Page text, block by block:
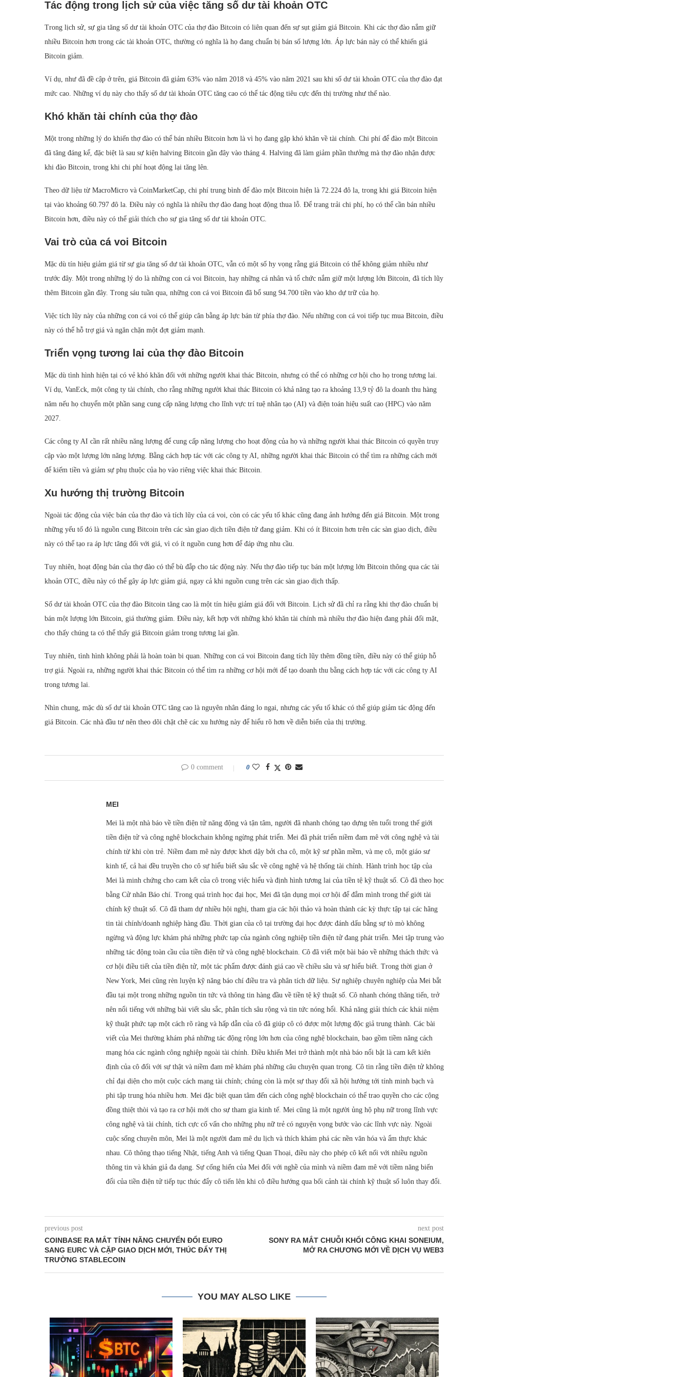
Tác động trong lịch sử của việc tăng số dư tài khoản OTC
Trong lịch sử, sự gia tăng số dư tài khoản OTC của thợ đào Bitcoin có liên quan đến sự sụt giảm giá Bitcoin. Khi các thợ đào nắm giữ
nhiều Bitcoin hơn trong các tài khoản OTC, thường có nghĩa là họ đang chuẩn bị bán số lượng lớn. Áp lực bán này có thể khiến giá
Bitcoin giảm.
Ví dụ, như đã đề cập ở trên, giá Bitcoin đã giảm 63% vào năm 2018 và 45% vào năm 2021 sau khi số dư tài khoản OTC của thợ đào đạt
mức cao. Những ví dụ này cho thấy số dư tài khoản OTC tăng cao có thể tác động tiêu cực đến thị trường như thế nào.
Khó khăn tài chính của thợ đào
Một trong những lý do khiến thợ đào có thể bán nhiều Bitcoin hơn là vì họ đang gặp khó khăn về tài chính. Chi phí để đào một Bitcoin
đã tăng đáng kể, đặc biệt là sau sự kiện halving Bitcoin gần đây vào tháng 4. Halving đã làm giảm phần thưởng mà thợ đào nhận được
khi đào Bitcoin, trong khi chi phí hoạt động lại tăng lên.
Theo dữ liệu từ MacroMicro và CoinMarketCap, chi phí trung bình để đào một Bitcoin hiện là 72.224 đô la, trong khi giá Bitcoin hiện
tại vào khoảng 60.797 đô la. Điều này có nghĩa là nhiều thợ đào đang hoạt động thua lỗ. Để trang trải chi phí, họ có thể cần bán nhiều
Bitcoin hơn, điều này có thể giải thích cho sự gia tăng số dư tài khoản OTC.
Vai trò của cá voi Bitcoin
Mặc dù tín hiệu giảm giá từ sự gia tăng số dư tài khoản OTC, vẫn có một số hy vọng rằng giá Bitcoin có thể không giảm nhiều như
trước đây. Một trong những lý do là những con cá voi Bitcoin, hay những cá nhân và tổ chức nắm giữ một lượng lớn Bitcoin, đã tích lũy
thêm Bitcoin gần đây. Trong sáu tuần qua, những con cá voi Bitcoin đã bổ sung 94.700 tiền vào kho dự trữ của họ.
Việc tích lũy này của những con cá voi có thể giúp cân bằng áp lực bán từ phía thợ đào. Nếu những con cá voi tiếp tục mua Bitcoin, điều
này có thể hỗ trợ giá và ngăn chặn một đợt giảm mạnh.
Triển vọng tương lai của thợ đào Bitcoin
Mặc dù tình hình hiện tại có vẻ khó khăn đối với những người khai thác Bitcoin, nhưng có thể có những cơ hội cho họ trong tương lai.
Ví dụ, VanEck, một công ty tài chính, cho rằng những người khai thác Bitcoin có khả năng tạo ra khoảng 13,9 tỷ đô la doanh thu hàng
năm nếu họ chuyển một phần sang cung cấp năng lượng cho lĩnh vực trí tuệ nhân tạo (AI) và điện toán hiệu suất cao (HPC) vào năm
2027.
Các công ty AI cần rất nhiều năng lượng để cung cấp năng lượng cho hoạt động của họ và những người khai thác Bitcoin có quyền truy
cập vào một lượng lớn năng lượng. Bằng cách hợp tác với các công ty AI, những người khai thác Bitcoin có thể tìm ra những cách mới
để kiếm tiền và giảm sự phụ thuộc của họ vào riêng việc khai thác Bitcoin.
Xu hướng thị trường Bitcoin
Ngoài tác động của việc bán của thợ đào và tích lũy của cá voi, còn có các yếu tố khác cũng đang ảnh hưởng đến giá Bitcoin. Một trong
những yếu tố đó là nguồn cung Bitcoin trên các sàn giao dịch tiền điện tử đang giảm. Khi có ít Bitcoin hơn trên các sàn giao dịch, điều
này có thể tạo ra áp lực tăng đối với giá, vì có ít nguồn cung hơn để đáp ứng nhu cầu.
Tuy nhiên, hoạt động bán của thợ đào có thể bù đắp cho tác động này. Nếu thợ đào tiếp tục bán một lượng lớn Bitcoin thông qua các tài
khoản OTC, điều này có thể gây áp lực giảm giá, ngay cả khi nguồn cung trên các sàn giao dịch thấp.
Số dư tài khoản OTC của thợ đào Bitcoin tăng cao là một tín hiệu giảm giá đối với Bitcoin. Lịch sử đã chỉ ra rằng khi thợ đào chuẩn bị
bán một lượng lớn Bitcoin, giá thường giảm. Điều này, kết hợp với những khó khăn tài chính mà nhiều thợ đào hiện đang phải đối mặt,
cho thấy chúng ta có thể thấy giá Bitcoin giảm trong tương lai gần.
Tuy nhiên, tình hình không phải là hoàn toàn bi quan. Những con cá voi Bitcoin đang tích lũy thêm đồng tiền, điều này có thể giúp hỗ
trợ giá. Ngoài ra, những người khai thác Bitcoin có thể tìm ra những cơ hội mới để tạo doanh thu bằng cách hợp tác với các công ty AI
trong tương lai.
Nhìn chung, mặc dù số dư tài khoản OTC tăng cao là nguyên nhân đáng lo ngại, nhưng các yếu tố khác có thể giúp giảm tác động đến
giá Bitcoin. Các nhà đầu tư nên theo dõi chặt chẽ các xu hướng này để hiểu rõ hơn về diễn biến của thị trường.
0 comment 0
MEI
Mei là một nhà báo về tiền điện tử năng động và tận tâm, người đã nhanh chóng tạo dựng tên tuổi trong thế giới
tiền điện tử và công nghệ blockchain không ngừng phát triển. Mei đã phát triển niềm đam mê với công nghệ và tài
chính từ khi còn trẻ. Niềm đam mê này được khơi dậy bởi cha cô, một kỹ sư phần mềm, và mẹ cô, một giáo sư
kinh tế, cả hai đều truyền cho cô sự hiểu biết sâu sắc về công nghệ và hệ thống tài chính. Hành trình học tập của
Mei là minh chứng cho cam kết của cô trong việc hiểu và định hình tương lai của tiền tệ kỹ thuật số. Cô đã theo học
bằng Cử nhân Báo chí. Trong quá trình học đại học, Mei đã tận dụng mọi cơ hội để đắm mình trong thế giới tài
chính kỹ thuật số. Cô đã tham dự nhiều hội nghị, tham gia các hội thảo và hoàn thành các kỳ thực tập tại các hãng
tin tài chính/doanh nghiệp hàng đầu. Thời gian của cô tại trường đại học được đánh dấu bằng sự tò mò không
ngừng và động lực khám phá những phức tạp của ngành công nghiệp tiền điện tử đang phát triển. Mei tập trung vào
những tác động toàn cầu của tiền điện tử và công nghệ blockchain. Cô đã viết một bài báo về những thách thức và
cơ hội điều tiết của tiền điện tử, một tác phẩm được đánh giá cao về chiều sâu và sự hiểu biết. Trong thời gian ở
New York, Mei cũng rèn luyện kỹ năng báo chí điều tra và phân tích dữ liệu. Sự nghiệp chuyên nghiệp của Mei bắt
đầu tại một trong những nguồn tin tức và thông tin hàng đầu về tiền tệ kỹ thuật số. Cô nhanh chóng thăng tiến, trở
nên nổi tiếng với những bài viết sâu sắc, phân tích sâu rộng và tin tức nóng hổi. Khả năng giải thích các khái niệm
kỹ thuật phức tạp một cách rõ ràng và hấp dẫn của cô đã giúp cô có được một lượng độc giả trung thành. Các bài
viết của Mei thường khám phá những tác động rộng lớn hơn của công nghệ blockchain, bao gồm tiềm năng cách
mạng hóa các ngành công nghiệp ngoài tài chính. Điều khiến Mei trở thành một nhà báo nổi bật là cam kết kiên
định của cô đối với sự thật và niềm đam mê khám phá những câu chuyện quan trọng. Cô tin rằng tiền điện tử không
chỉ đại diện cho một cuộc cách mạng tài chính; chúng còn là một sự thay đổi xã hội hướng tới tính minh bạch và
phi tập trung hóa nhiều hơn. Mei đặc biệt quan tâm đến cách công nghệ blockchain có thể trao quyền cho các cộng
đồng thiệt thòi và tạo ra cơ hội mới cho sự tham gia kinh tế. Mei cũng là một người ủng hộ phụ nữ trong lĩnh vực
công nghệ và tài chính, tích cực cố vấn cho những phụ nữ trẻ có nguyện vọng bước vào các lĩnh vực này. Ngoài
cuộc sống chuyên môn, Mei là một người đam mê du lịch và thích khám phá các nền văn hóa và ẩm thực khác
nhau. Cô thông thạo tiếng Nhật, tiếng Anh và tiếng Quan Thoại, điều này cho phép cô kết nối với nhiều nguồn
thông tin và khán giả đa dạng. Sự cống hiến của Mei đối với nghề của mình và niềm đam mê với tiềm năng biến
đổi của tiền điện tử tiếp tục thúc đẩy cô tiến lên khi cô điều hướng qua bối cảnh tài chính kỹ thuật số luôn thay đổi.
previous post
COINBASE RA MẮT TÍNH NĂNG CHUYỂN ĐỔI EURO
SANG EURC VÀ CẶP GIAO DỊCH MỚI, THÚC ĐẨY THỊ
TRƯỜNG STABLECOIN
next post
SONY RA MẮT CHUỖI KHỐI CÔNG KHAI SONEIUM,
MỞ RA CHƯƠNG MỚI VỀ DỊCH VỤ WEB3
YOU MAY ALSO LIKE